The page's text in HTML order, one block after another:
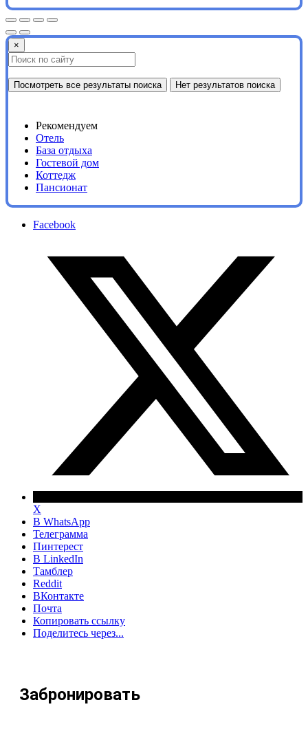
×
Посмотреть все результаты поиска Нет результатов поиска
Рекомендуем
Отель
База отдыха
Гостевой дом
Коттедж
Пансионат
Facebook
X
В WhatsApp
Телеграмма
Пинтерест
В LinkedIn
Тамблер
Reddit
ВКонтакте
Почта
Копировать ссылку
Поделитесь через...
Забронировать